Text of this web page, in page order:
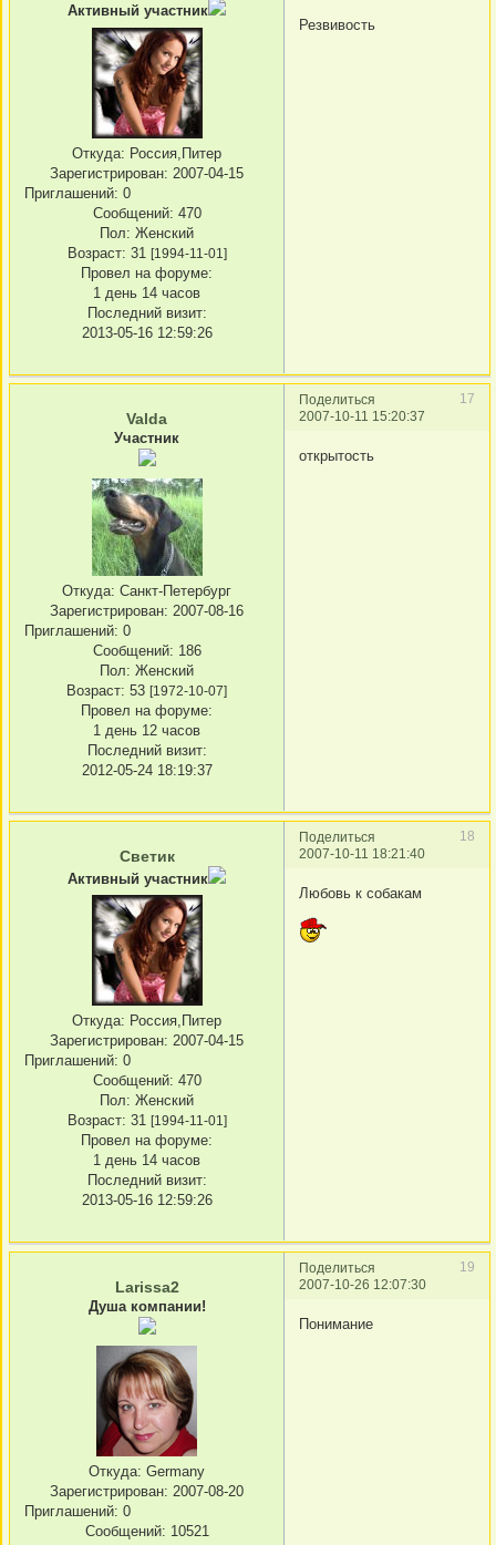
Активный участник
Откуда: Россия,Питер
Зарегистрирован: 2007-04-15
Приглашений: 0
Сообщений: 470
Пол: Женский
Возраст: 31 [1994-11-01]
Провел на форуме:
1 день 14 часов
Последний визит:
2013-05-16 12:59:26
Резвивость
Поделиться
17
2007-10-11 15:20:37
Valda
Участник
Откуда: Санкт-Петербург
Зарегистрирован: 2007-08-16
Приглашений: 0
Сообщений: 186
Пол: Женский
Возраст: 53 [1972-10-07]
Провел на форуме:
1 день 12 часов
Последний визит:
2012-05-24 18:19:37
открытость
Поделиться
18
2007-10-11 18:21:40
Светик
Активный участник
Откуда: Россия,Питер
Зарегистрирован: 2007-04-15
Приглашений: 0
Сообщений: 470
Пол: Женский
Возраст: 31 [1994-11-01]
Провел на форуме:
1 день 14 часов
Последний визит:
2013-05-16 12:59:26
Любовь к собакам
Поделиться
19
2007-10-26 12:07:30
Larissa2
Душа компании!
Откуда: Germany
Зарегистрирован: 2007-08-20
Приглашений: 0
Сообщений: 10521
Понимание